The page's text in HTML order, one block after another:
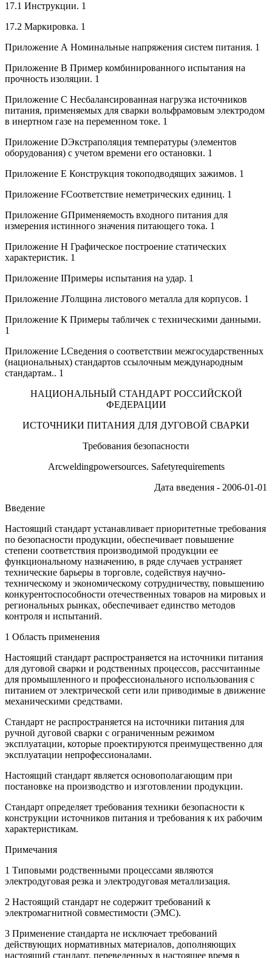
17.1 Инструкции. 1
17.2 Маркировка. 1
Приложение А Номинальные напряжения систем питания. 1
Приложение В Пример комбинированного испытания на
прочность изоляции. 1
Приложение С Несбалансированная нагрузка источников
питания, применяемых для сварки вольфрамовым электродом
в инертном газе на переменном токе. 1
Приложение DЭкстраполяция температуры (элементов
оборудования) с учетом времени его остановки. 1
Приложение Е Конструкция токоподводящих зажимов. 1
Приложение FСоответствие неметрических единиц. 1
Приложение GПрименяемость входного питания для
измерения истинного значения питающего тока. 1
Приложение Н Графическое построение статических
характеристик. 1
Приложение IПримеры испытания на удар. 1
Приложение JТолщина листового металла для корпусов. 1
Приложение К Примеры табличек с техническими данными.
1
Приложение LСведения о соответствии межгосударственных
(национальных) стандартов ссылочным международным
стандартам.. 1
НАЦИОНАЛЬНЫЙ СТАНДАРТ РОССИЙСКОЙ
ФЕДЕРАЦИИ
ИСТОЧНИКИ ПИТАНИЯ ДЛЯ ДУГОВОЙ СВАРКИ
Требования безопасности
Arcweldingpowersources. Safetyrequirements
Дата введения - 2006-01-01
Введение
Настоящий стандарт устанавливает приоритетные требования
по безопасности продукции, обеспечивает повышение
степени соответствия производимой продукции ее
функциональному назначению, в ряде случаев устраняет
технические барьеры в торговле, содействуя научно-
техническому и экономическому сотрудничеству, повышению
конкурентоспособности отечественных товаров на мировых и
региональных рынках, обеспечивает единство методов
контроля и испытаний.
1 Область применения
Настоящий стандарт распространяется на источники питания
для дуговой сварки и родственных процессов, рассчитанные
для промышленного и профессионального использования с
питанием от электрической сети или приводимые в движение
механическими средствами.
Стандарт не распространяется на источники питания для
ручной дуговой сварки с ограниченным режимом
эксплуатации, которые проектируются преимущественно для
эксплуатации непрофессионалами.
Настоящий стандарт является основополагающим при
постановке на производство и изготовлении продукции.
Стандарт определяет требования техники безопасности к
конструкции источников питания и требования к их рабочим
характеристикам.
Примечания
1 Типовыми родственными процессами являются
электродуговая резка и электродуговая металлизация.
2 Настоящий стандарт не содержит требований к
электромагнитной совместимости (ЭМС).
3 Применение стандарта не исключает требований
действующих нормативных материалов, дополняющих
настоящий стандарт, переведенных в настоящее время в